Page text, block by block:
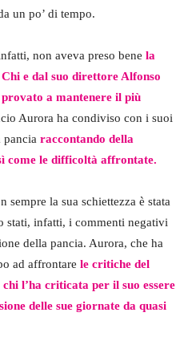
un po’ di tempo.
non aveva preso bene la
e dal suo direttore Alfonso
a mantenere il più
Aurora ha condiviso con i suoi
pancia raccontando della
come le difficoltà affrontate.
sempre la sua schiettezza è stata
stati, infatti, i commenti negativi
della pancia. Aurora, che ha
ad affrontare le critiche del
l’ha criticata per il suo essere
delle sue giornate da quasi